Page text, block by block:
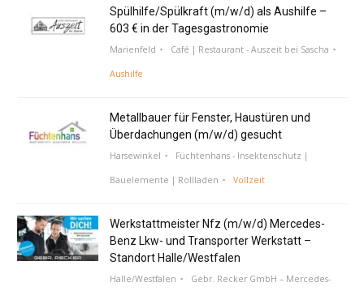
Spülhilfe/Spülkraft (m/w/d) als Aushilfe –
603 € in der Tagesgastronomie
Marienfeld Café | Restaurant - Auszeit bei Sascha
Aushilfe
Metallbauer für Fenster, Haustüren und
Überdachungen (m/w/d) gesucht
Harsewinkel Füchtenhans - Insektenschutz |
Bauelemente | Rollladen Vollzeit
Werkstattmeister Nfz (m/w/d) Mercedes-
Benz Lkw- und Transporter Werkstatt –
Standort Halle/Westfalen
Halle/Westfalen Gebr. Recker GmbH – Mercedes-